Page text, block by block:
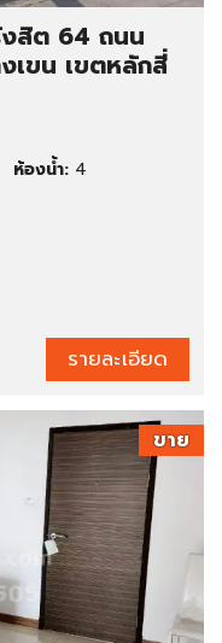
งสิต 64 ถนน
เขน เขตหลักสี่
ห้องน้ำ: 4
รายละเอียด
ขาย